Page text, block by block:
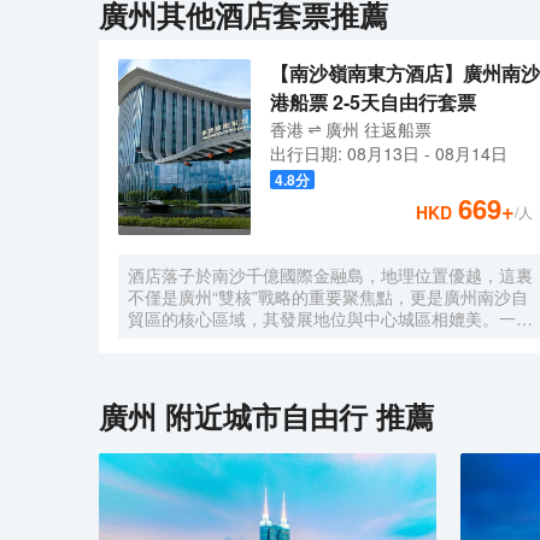
廣州其他酒店套票推薦
【南沙嶺南東方酒店】廣州南沙
港船票 2-5天自由行套票
香港 廣州 往返船票
出行日期: 08月13日 - 08月14日
4.8分
HKD 669+/人
酒店落子於南沙千億國際金融島，地理位置優越，這裏
不僅是廣州“雙核”戰略的重要聚焦點，更是廣州南沙自
貿區的核心區域，其發展地位與中心城區相媲美。一小
含西式願景——Amazing（令人驚歎），
Astonishing（令人震撼），隱含着酒店將成為南沙乃
至全球矚目的中式美學新地標的美好期許。 酒店作為
南沙國際會展中心綜合體重要組成部分，以“木棉花
開，鴻翔海絲”之設計理念，以大灣區金融新地標之姿
態，締造南沙“立足灣區、協同港澳、面向世界”的實踐
範本。
廣州 附近城市自由行 推薦